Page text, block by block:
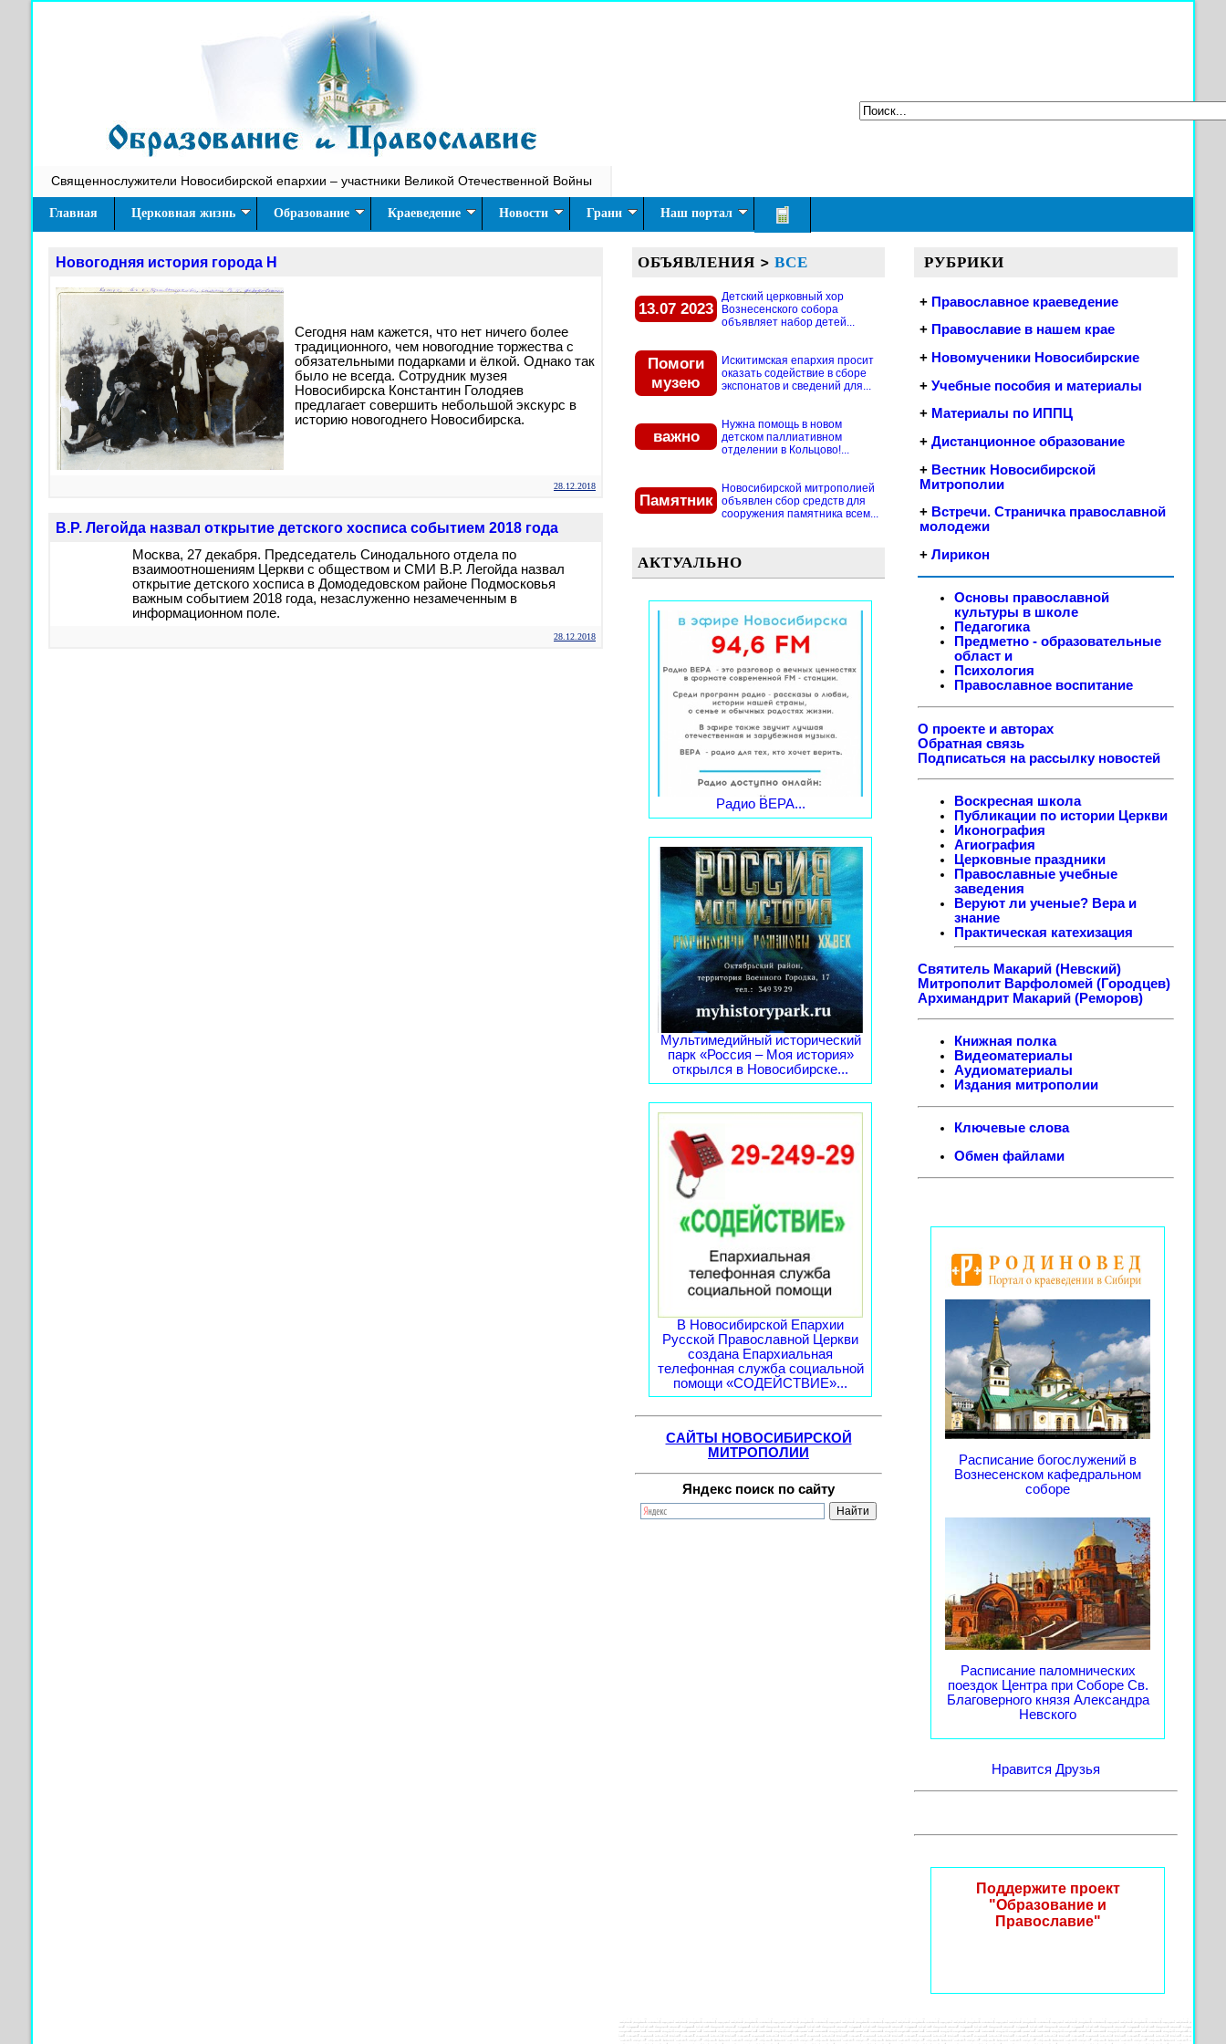
Священнослужители Новосибирской епархии – участники Великой Отечественной Войны
Главная Церковная жизнь Образование Краеведение Новости Грани Наш портал
Новогодняя история города Н
Сегодня нам кажется, что нет ничего более
традиционного, чем новогодние торжества с
обязательными подарками и ёлкой. Однако так
было не всегда. Сотрудник музея
Новосибирска Константин Голодяев
предлагает совершить небольшой экскурс в
историю новогоднего Новосибирска.
28.12.2018
В.Р. Легойда назвал открытие детского хосписа событием 2018 года
Москва, 27 декабря. Председатель Синодального отдела по
взаимоотношениям Церкви с обществом и СМИ В.Р. Легойда назвал
открытие детского хосписа в Домодедовском районе Подмосковья
важным событием 2018 года, незаслуженно незамеченным в
информационном поле.
28.12.2018
ОБЪЯВЛЕНИЯ > ВСЕ
13.07 2023
Детский церковный хор
Вознесенского собора
объявляет набор детей...
Помоги
музею
Искитимская епархия просит
оказать содействие в сборе
экспонатов и сведений для...
важно
Нужна помощь в новом
детском паллиативном
отделении в Кольцово!...
Памятник
Новосибирской митрополией
объявлен сбор средств для
сооружения памятника всем...
АКТУАЛЬНО
Радио ВЕРА...
Мультимедийный исторический
парк «Россия – Моя история»
открылся в Новосибирске...
В Новосибирской Епархии
Русской Православной Церкви
создана Епархиальная
телефонная служба социальной
помощи «СОДЕЙСТВИЕ»...
САЙТЫ НОВОСИБИРСКОЙ
МИТРОПОЛИИ
Яндекс поиск по сайту
РУБРИКИ
+ Православное краеведение
+ Православие в нашем крае
+ Новомученики Новосибирские
+ Учебные пособия и материалы
+ Материалы по ИППЦ
+ Дистанционное образование
+ Вестник Новосибирской
Митрополии
+ Встречи. Страничка православной
молодежи
+ Лирикон
Основы православной
культуры в школе
Педагогика
Предметно - образовательные
област и
Психология
Православное воспитание
О проекте и авторах
Обратная связь
Подписаться на рассылку новостей
Воскресная школа
Публикации по истории Церкви
Иконография
Агиография
Церковные праздники
Православные учебные
заведения
Веруют ли ученые? Вера и
знание
Практическая катехизация
Святитель Макарий (Невский)
Митрополит Варфоломей (Городцев)
Архимандрит Макарий (Реморов)
Книжная полка
Видеоматериалы
Аудиоматериалы
Издания митрополии
Ключевые слова
Обмен файлами
Расписание богослужений в
Вознесенском кафедральном
соборе
Расписание паломнических
поездок Центра при Соборе Св.
Благоверного князя Александра
Невского
Нравится Друзья
Поддержите проект
"Образование и
Православие"